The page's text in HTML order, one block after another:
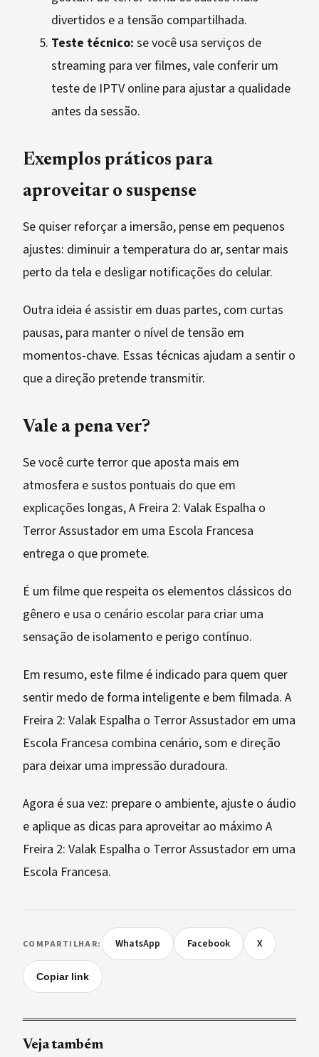
divertidos e a tensão compartilhada.
Teste técnico: se você usa serviços de
streaming para ver filmes, vale conferir um
teste de IPTV online para ajustar a qualidade
antes da sessão.
Exemplos práticos para
aproveitar o suspense
Se quiser reforçar a imersão, pense em pequenos
ajustes: diminuir a temperatura do ar, sentar mais
perto da tela e desligar notificações do celular.
Outra ideia é assistir em duas partes, com curtas
pausas, para manter o nível de tensão em
momentos-chave. Essas técnicas ajudam a sentir o
que a direção pretende transmitir.
Vale a pena ver?
Se você curte terror que aposta mais em
atmosfera e sustos pontuais do que em
explicações longas, A Freira 2: Valak Espalha o
Terror Assustador em uma Escola Francesa
entrega o que promete.
É um filme que respeita os elementos clássicos do
gênero e usa o cenário escolar para criar uma
sensação de isolamento e perigo contínuo.
Em resumo, este filme é indicado para quem quer
sentir medo de forma inteligente e bem filmada. A
Freira 2: Valak Espalha o Terror Assustador em uma
Escola Francesa combina cenário, som e direção
para deixar uma impressão duradoura.
Agora é sua vez: prepare o ambiente, ajuste o áudio
e aplique as dicas para aproveitar ao máximo A
Freira 2: Valak Espalha o Terror Assustador em uma
Escola Francesa.
COMPARTILHAR: WhatsApp Facebook X
Copiar link
Veja também